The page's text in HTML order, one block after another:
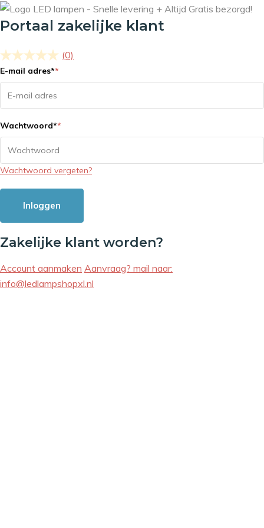
Portaal zakelijke klant
(0)
E-mail adres**
Wachtwoord**
Wachtwoord vergeten?
Inloggen
Zakelijke klant worden?
Account aanmaken Aanvraag? mail naar:
info@ledlampshopxl.nl